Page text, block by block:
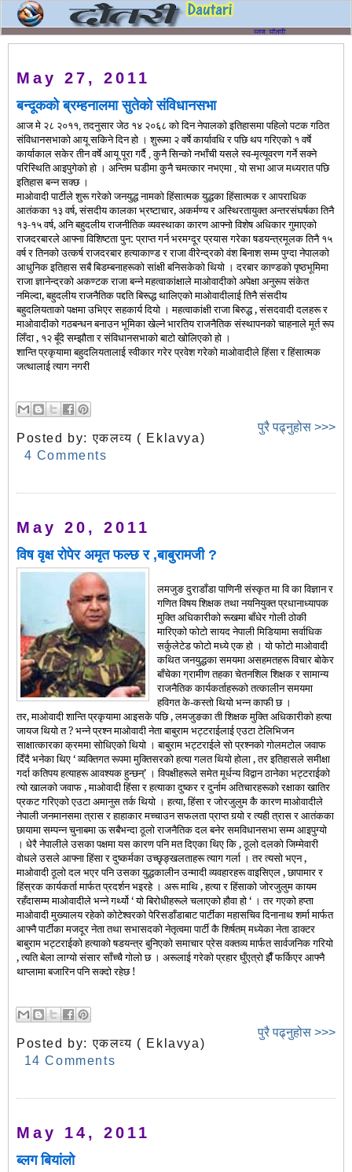
May 27, 2011
बन्दूकको ब्रम्हनालमा सुतेको संविधानसभा
आज मे २८ २०११, तदनुसार जेठ १४ २०६८ को दिन नेपालको इतिहासमा पहिलो पटक गठित
संविधानसभाको आयू सकिने दिन हो । शुरूमा २ वर्षे कार्यावधि र पछि थप गरिएको १ वर्षे
कार्याकाल सकेर तीन वर्षे आयू पूरा गर्दै , कुनै सिन्को नभाँची यसले स्व-मृत्यूवरण गर्ने सक्ने
परिस्थिति आइपुगेको हो । अन्तिम घडीमा कुनै चमत्कार नभएमा , यो सभा आज मध्यरात पछि
इतिहास बन्न सक्छ ।
माओवादी पार्टीले शुरू गरेको जनयुद्ध नामको हिंसात्मक युद्धका हिंसात्मक र आपराधिक
आतंकका १३ वर्ष, संसदीय कालका भ्रष्टाचार, अकर्मण्य र अस्थिरतायुक्त अन्तरसंघर्षका तिनै
१३-१५ वर्ष, अनि बहुदलीय राजनीतिक व्यवस्थाका कारण आफ्नो विशेष अधिकार गुमाएको
राजदरबारले आफ्ना विशिष्टता पुन: प्राप्त गर्न भरमग्दूर प्रयास गरेका षडयन्त्रमूलक तिनै १५
वर्ष र तिनको उत्कर्ष राजदरबार हत्याकाण्ड र राजा वीरेन्द्रको वंश बिनाश सम्म पुग्दा नेपालको
आधुनिक इतिहास सबै बिडम्बनाहरूको सांक्षी बनिसकेको थियो । दरबार काण्डको पृष्ठभूमिमा
राजा ज्ञानेन्द्रको अकण्टक राजा बन्ने महत्वाकांक्षाले माओवादीको अपेक्षा अनुरूप संकेत
नमिल्दा, बहुदलीय राजनैतिक पद्दति बिरूद्ध थालिएको माओवादीलाई तिनै संसदीय
बहुदलियताको पक्षमा उभिएर सहकार्य दियो । महत्वाकांक्षी राजा बिरुद्ध , संसदवादी दलहरू र
माओवादीको गठबन्धन बनाउन भूमिका खेल्ने भारतिय राजनैतिक संस्थापनको चाहनाले मूर्त रूप
लिँदा , १२ बूँदे सम्झौता र संविधानसभाको बाटो खोलिएको हो ।
शान्ति प्रकृयामा बहुदलियतालाई स्वीकार गरेर प्रवेश गरेको माओवादीले हिंसा र हिंसात्मक
जत्थालाई त्याग नगरी
पुरै पढ्नुहोस >>>
Posted by:एकलव्य ( Eklavya)
4 Comments
May 20, 2011
विष वृक्ष रोपेर अमृत फल्छ र ,बाबुरामजी ?
लमजुङ दुराडाँडा पाणिनी संस्कृत मा वि का विज्ञान र
गणित विषय शिक्षक तथा नयनियुक्त प्रधानाध्यापक
मुक्ति अधिकारीको रूखमा बाँधेर गोली ठोकी
मारिएको फोटो सायद नेपाली मिडियामा सर्वाधिक
सर्कुलेटेड फोटो मध्ये एक हो । यो फोटो माओवादी
कथित जनयुद्धका समयमा असहमतहरू विचार बोकेर
बाँचेका ग्रामीण तहका चेतनशिल शिक्षक र सामान्य
राजनैतिक कार्यकर्ताहरूको तत्कालीन समयमा
हविगत के-कस्तो थियो भन्न काफी छ ।
तर, माओवादी शान्ति प्रकृयामा आइसके पछि , लमजुङका ती शिक्षक मुक्ति अधिकारीको हत्या
जायज थियो त ? भन्ने प्रश्न माओवादी नेता बाबुराम भट्टराईलाई एउटा टेलिभिजन
साक्षात्कारका क्रममा सोधिएको थियो । बाबुराम भट्टराईले सो प्रश्नको गोलमटोल जवाफ
दिँदै भनेका थिए ‘ व्यक्तिगत रूपमा मुक्तिसरको हत्या गलत थियो होला , तर इतिहासले समीक्षा
गर्दा कतिपय हत्याहरू आवश्यक हुन्छन्’ । विपक्षीहरूले समेत मूर्धन्य विद्वान ठानेका भट्टराईको
त्यो खालको जवाफ , माओवादी हिंसा र हत्याका दुष्कर र दुर्नाम अतिचारहरूको रक्षाका खातिर
प्रकट गरिएको एउटा अमानुस तर्क थियो । हत्या, हिंसा र जोरजुलुम कै कारण माओवादीले
नेपाली जनमानसमा त्रास र हाहाकार मच्चाउन सफलता प्राप्त गर्‍यो र त्यही त्रास र आतंकका
छायामा सम्पन्न चुनाबमा ऊ सबैभन्दा ठूलो राजनैतिक दल बनेर समविधानसभा सम्म आइपुग्यो
। धेरै नेपालीले उसका पक्षमा यस कारण पनि मत दिएका थिए कि , ठूलो दलको जिम्मेवारी
वोधले उसले आफ्ना हिंसा र दुष्कर्मका उच्छृङ्खलताहरू त्याग गर्ला । तर त्यसो भएन ,
माओवादी ठूलो दल भएर पनि उसका युद्धकालीन उन्मादी व्यवहारहरू वाइसिएल , छापामार र
हिंस्रक कार्यकर्ता मार्फत प्रदर्शन भइरहे । अरू माथि , हत्या र हिंसाको जोरजुलुम कायम
रहँदासम्म माओवादीले भन्ने गर्थ्यो ‘ यो बिरोधीहरूले चलाएको हौवा हो ‘ । तर गएको हप्ता
माओवादी मुख्यालय रहेको कोटेश्वरको पेरिसडाँडाबाट पार्टीका महासचिव दिनानाथ शर्मा मार्फत
आफ्नै पार्टीका मजदूर नेता तथा सभासदको नेतृत्वमा पार्टी कै शिर्षतम् मध्येका नेता डाक्टर
बाबुराम भट्टराईको हत्याको षडयन्त्र बुनिएको समाचार प्रेस वक्तव्य मार्फत सार्वजनिक गरियो
, त्यति बेला लाग्यो संसार साँच्चै गोलो छ । अरूलाई गरेको प्रहार घुँएत्रो झैँ फर्किएर आफ्नै
थाप्लामा बजारिन पनि सक्दो रहेछ !
पुरै पढ्नुहोस >>>
Posted by:एकलव्य ( Eklavya)
14 Comments
May 14, 2011
ब्लग बियांलो